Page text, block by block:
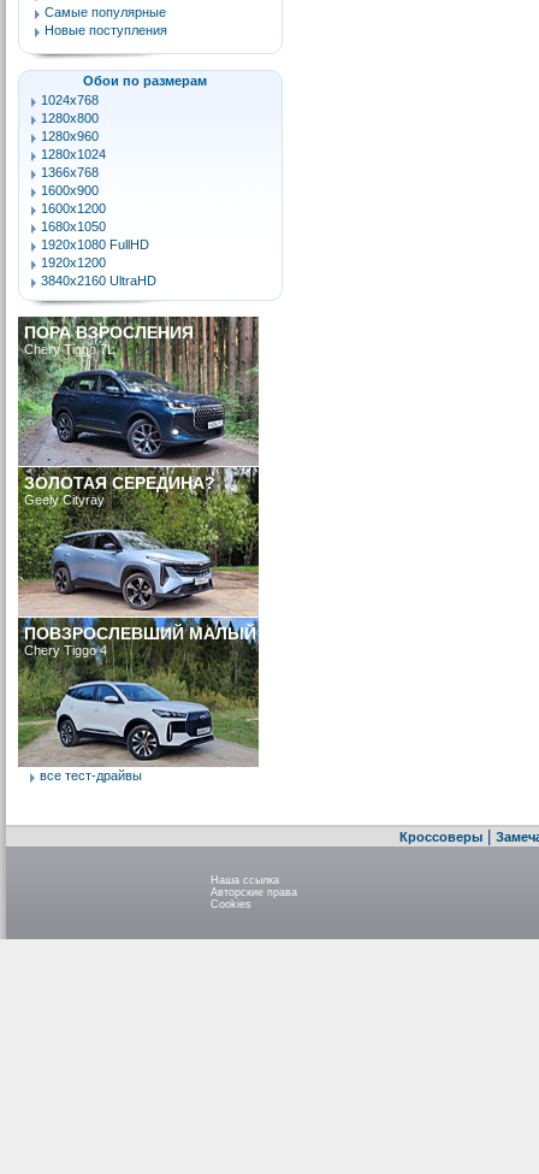
Самые популярные
Новые поступления
Обои по размерам
1024x768
1280x800
1280x960
1280x1024
1366x768
1600x900
1600x1200
1680x1050
1920x1080 FullHD
1920x1200
3840x2160 UltraHD
ПОРА ВЗРОСЛЕНИЯ
Chery Tiggo 7L
ЗОЛОТАЯ СЕРЕДИНА?
Geely Cityray
ПОВЗРОСЛЕВШИЙ МАЛЫЙ
Chery Tiggo 4
все тест-драйвы
Кроссоверы
Наша ссылка
Авторские права
Cookies